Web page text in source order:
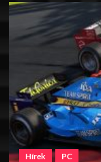
Hírek PC